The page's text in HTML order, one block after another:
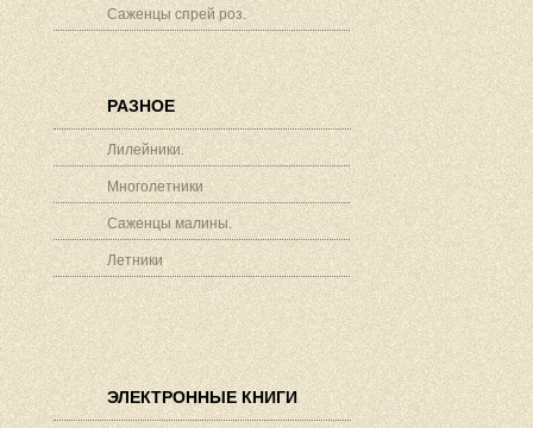
Саженцы спрей роз.
РАЗНОЕ
Лилейники.
Многолетники
Саженцы малины.
Летники
ЭЛЕКТРОННЫЕ КНИГИ